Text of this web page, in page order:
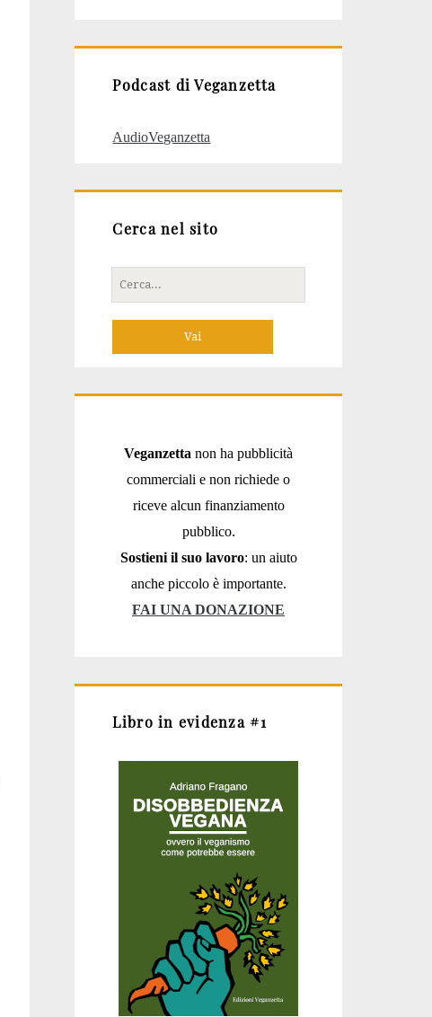
Podcast di Veganzetta
AudioVeganzetta
Cerca nel sito
Cerca
per:
Veganzetta non ha pubblicità
commerciali e non richiede o
riceve alcun finanziamento
pubblico.
Sostieni il suo lavoro: un aiuto
anche piccolo è importante.
FAI UNA DONAZIONE
Libro in evidenza #1